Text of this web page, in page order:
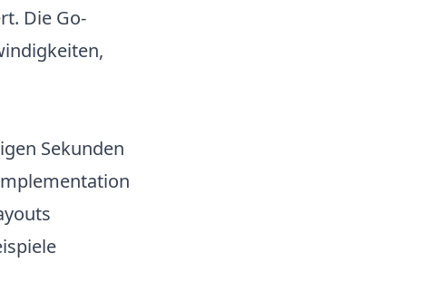
Die Go-
Sekunden